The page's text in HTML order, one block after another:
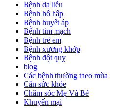
Bệnh da liễu
Bệnh hô hấp
Bệnh huyết áp
Bệnh tim mạch
Bệnh trẻ em
Bệnh xương khớp
Bệnh đột quỵ
blog
Các bệnh thường theo mùa
Cân sức khỏe
Chăm sóc Mẹ Và Bé
Khuyến mại